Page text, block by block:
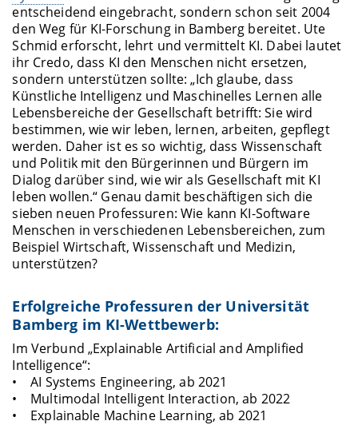
entscheidend eingebracht, sondern schon seit 2004
den Weg für KI-Forschung in Bamberg bereitet. Ute
Schmid erforscht, lehrt und vermittelt KI. Dabei lautet
ihr Credo, dass KI den Menschen nicht ersetzen,
sondern unterstützen sollte: „Ich glaube, dass
Künstliche Intelligenz und Maschinelles Lernen alle
Lebensbereiche der Gesellschaft betrifft: Sie wird
bestimmen, wie wir leben, lernen, arbeiten, gepflegt
werden. Daher ist es so wichtig, dass Wissenschaft
und Politik mit den Bürgerinnen und Bürgern im
Dialog darüber sind, wie wir als Gesellschaft mit KI
leben wollen.“ Genau damit beschäftigen sich die
sieben neuen Professuren: Wie kann KI-Software
Menschen in verschiedenen Lebensbereichen, zum
Beispiel Wirtschaft, Wissenschaft und Medizin,
unterstützen?
Erfolgreiche Professuren der Universität
Bamberg im KI-Wettbewerb:
Im Verbund „Explainable Artificial and Amplified
Intelligence“:
• AI Systems Engineering, ab 2021
• Multimodal Intelligent Interaction, ab 2022
• Explainable Machine Learning, ab 2021